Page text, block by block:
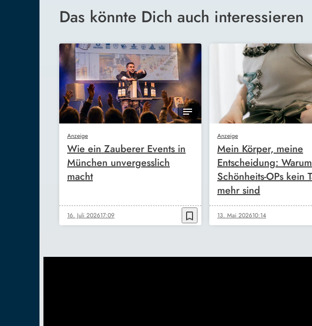
Das könnte Dich auch interessieren
Anzeige
Wie ein Zauberer Events in
München unvergesslich
macht
16. Juli 202617:09 bookmark_border
Anzeige
Mein Körper, meine
Entscheidung: Warum
Schönheits-OPs kein
mehr sind
13. Mai 202610:14